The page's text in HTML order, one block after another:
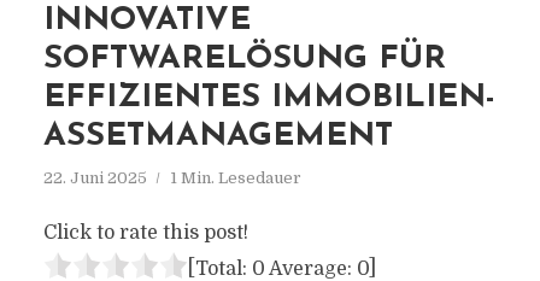
INNOVATIVE
SOFTWARELÖSUNG FÜR
EFFIZIENTES IMMOBILIEN-
ASSETMANAGEMENT
22. Juni 2025 1 Min. Lesedauer
Click to rate this post!
[Total: 0 Average: 0]